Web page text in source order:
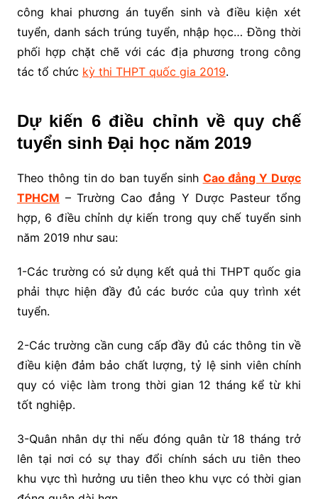
công khai phương án tuyển sinh và điều kiện xét
tuyển, danh sách trúng tuyển, nhập học… Đồng thời
phối hợp chặt chẽ với các địa phương trong công
tác tổ chức kỳ thi THPT quốc gia 2019.
Dự kiến 6 điều chỉnh về quy chế
tuyển sinh Đại học năm 2019
Theo thông tin do ban tuyển sinh Cao đẳng Y Dược
TPHCM – Trường Cao đẳng Y Dược Pasteur tổng
hợp, 6 điều chỉnh dự kiến trong quy chế tuyển sinh
năm 2019 như sau:
1-Các trường có sử dụng kết quả thi THPT quốc gia
phải thực hiện đầy đủ các bước của quy trình xét
tuyển.
2-Các trường cần cung cấp đầy đủ các thông tin về
điều kiện đảm bảo chất lượng, tỷ lệ sinh viên chính
quy có việc làm trong thời gian 12 tháng kể từ khi
tốt nghiệp.
3-Quân nhân dự thi nếu đóng quân từ 18 tháng trở
lên tại nơi có sự thay đổi chính sách ưu tiên theo
khu vực thì hưởng ưu tiên theo khu vực có thời gian